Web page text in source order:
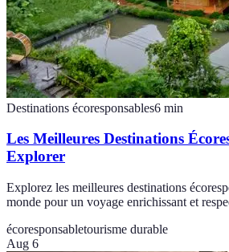
Destinations écoresponsables6 min
Les Meilleures Destinations
Explorer
Explorez les meilleures destinations
monde pour un voyage enrichissant et
écoresponsabletourisme durable
Aug 6